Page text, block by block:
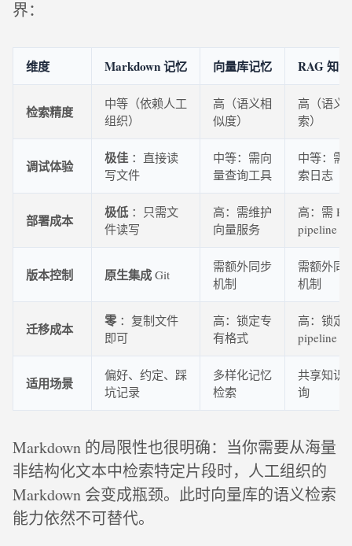
界：
维度 Markdown 记忆 向量库记忆 RAG 知
检索精度
中等（依赖人工
组织）
高（语义相
似度）
高（语义
索）
调试体验 极佳 ：直接读
写文件
中等：需向
量查询工具
中等：需
索日志
部署成本 极低：只需文
件读写
高：需维护
向量服务
高：需
pipeline
版本控制 原生集成 Git
需额外同步
机制
需额外同
机制
迁移成本 零：复制文件
即可
高：锁定专
有格式
高：锁定
pipeline
适用场景
偏好、约定、踩
坑记录
多样化记忆
检索
共享知识
询
Markdown 的局限性也很明确：当你需要从海量
非结构化文本中检索特定片段时，人工组织的
Markdown 会变成瓶颈。此时向量库的语义检索
能力依然不可替代。